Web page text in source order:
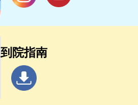
到院指南